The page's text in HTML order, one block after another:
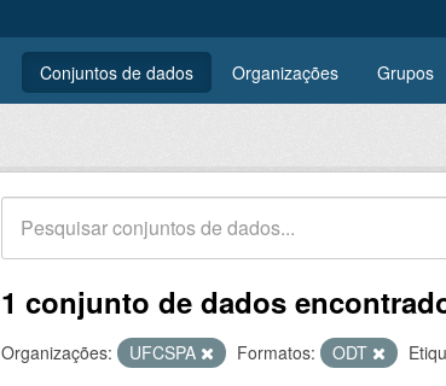
Conjuntos de dados Organizações Grupos
1 conjunto de dados
Organizações: UFCSPA Formatos: ODT